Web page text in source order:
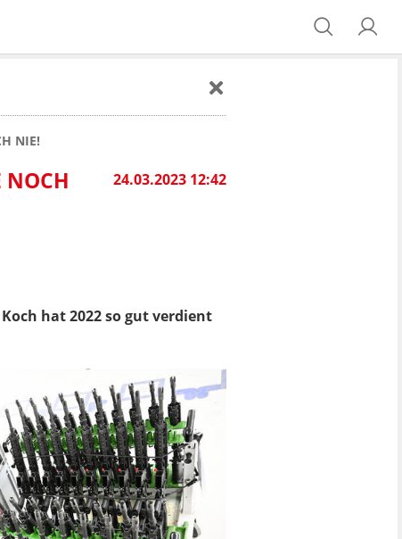
NIE!
24.03.2023 12:42
NOCH
hat 2022 so gut verdient